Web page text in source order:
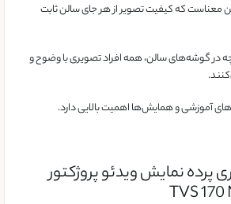
به این معناست که کیفیت تصویر از هر جای سالن ثابت
در گوشه‌های سالن، همه افراد تصویری با وضوح و
آموزشی و همایش‌ها اهمیت بالایی دارد.
نمایش ویدئو پروژکتور